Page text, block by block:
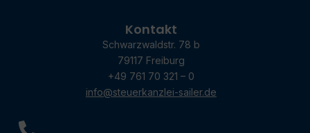
Kontakt
Schwarzwaldstr. 78 b
79117 Freiburg
+49 761 70 321 – 0
info@steuerkanzlei-sailer.de